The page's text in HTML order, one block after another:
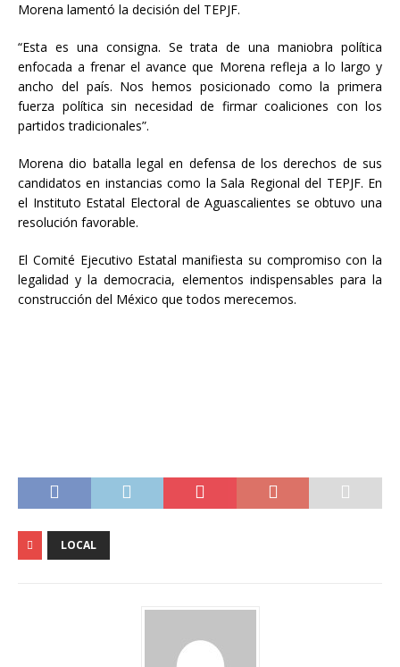
Morena lamentó la decisión del TEPJF.
“Esta es una consigna. Se trata de una maniobra política
enfocada a frenar el avance que Morena refleja a lo largo y
ancho del país. Nos hemos posicionado como la primera
fuerza política sin necesidad de firmar coaliciones con los
partidos tradicionales”.
Morena dio batalla legal en defensa de los derechos de sus
candidatos en instancias como la Sala Regional del TEPJF. En
el Instituto Estatal Electoral de Aguascalientes se obtuvo una
resolución favorable.
El Comité Ejecutivo Estatal manifiesta su compromiso con la
legalidad y la democracia, elementos indispensables para la
construcción del México que todos merecemos.
LOCAL